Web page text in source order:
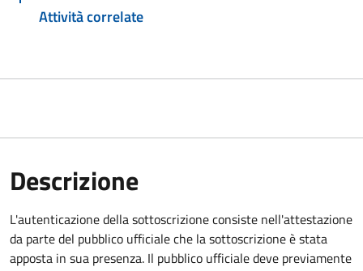
Attività correlate
Descrizione
L'autenticazione della sottoscrizione consiste nell'attestazione
da parte del pubblico ufficiale che la sottoscrizione è stata
apposta in sua presenza. Il pubblico ufficiale deve previamente